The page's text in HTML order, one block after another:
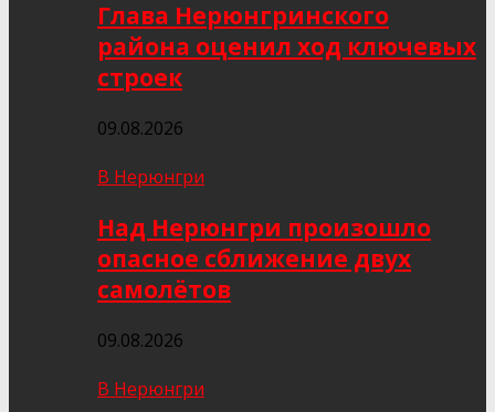
Глава Нерюнгринского
района оценил ход ключевых
строек
09.08.2026
В Нерюнгри
Над Нерюнгри произошло
опасное сближение двух
самолётов
09.08.2026
В Нерюнгри